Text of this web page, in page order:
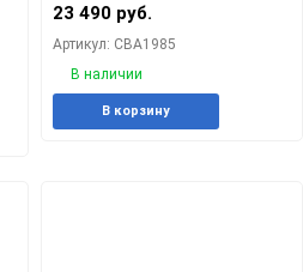
Добавить
23 490 руб.
Артикул: СВА1985
В наличии
В корзину